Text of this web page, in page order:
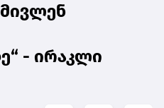
- ირაკლი